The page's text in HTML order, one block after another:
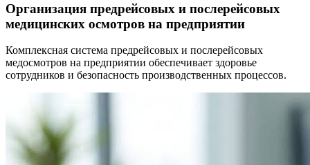
Организация предрейсовых и послерейсовых
медицинских осмотров на предприятии
Комплексная система предрейсовых и послерейсовых
медосмотров на предприятии обеспечивает здоровье
сотрудников и безопасность производственных процессов.